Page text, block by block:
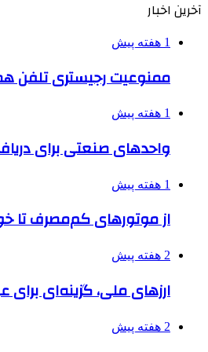
آخرین اخبار
1 هفته پیش
ممنوعیت رجیستری تلفن
1 هفته پیش
واحدهای صنعتی برای
1 هفته پیش
از موتورهای کم‌مصرف تا
2 هفته پیش
ارزهای ملی، گزینه‌ای
2 هفته پیش